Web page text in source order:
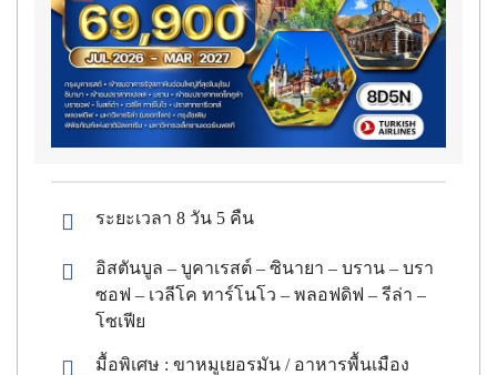
ระยะเวลา 8 วัน 5 คืน
อิสตันบูล – บูคาเรสต์ – ซินายา – บราน – บรา
ซอฟ – เวลีโค ทาร์โนโว – พลอฟดิฟ – รีล่า –
โซเฟีย
มื้อพิเศษ : ขาหมูเยอรมัน / อาหารพื้นเมือง